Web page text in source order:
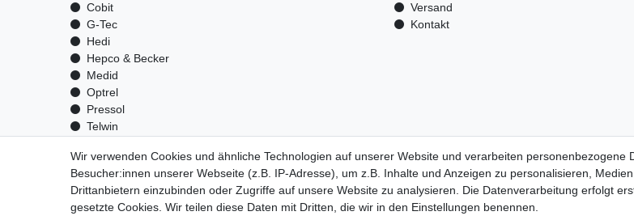
Cobit
G-Tec
Hedi
Hepco & Becker
Medid
Optrel
Pressol
Telwin
Versand
Kontakt
Impressum Daten­schutz­erklärung
Wir verwenden Cookies und ähnliche Technologien auf unserer Website und verarbeiten personenbezogene
Besucher:innen unserer Webseite (z.B. IP-Adresse), um z.B. Inhalte und Anzeigen zu personalisieren,
Drittanbietern einzubinden oder Zugriffe auf unsere Website zu analysieren. Die Datenverarbeitung erfolgt
gesetzte Cookies. Wir teilen diese Daten mit Dritten, die wir in den Einstellungen benennen.